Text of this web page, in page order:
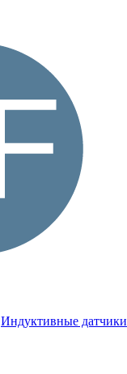
Индуктивные датчики